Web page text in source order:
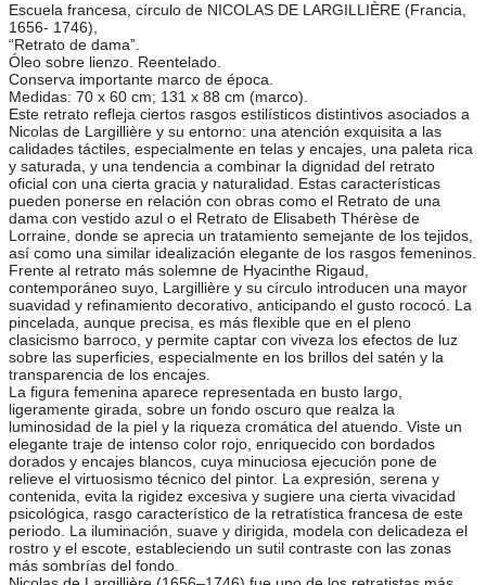
Escuela francesa, círculo de NICOLAS DE LARGILLIÈRE (Francia,
1656- 1746),
“Retrato de dama”.
Óleo sobre lienzo. Reentelado.
Conserva importante marco de época.
Medidas: 70 x 60 cm; 131 x 88 cm (marco).
Este retrato refleja ciertos rasgos estilísticos distintivos asociados a
Nicolas de Largillière y su entorno: una atención exquisita a las
calidades táctiles, especialmente en telas y encajes, una paleta rica
y saturada, y una tendencia a combinar la dignidad del retrato
oficial con una cierta gracia y naturalidad. Estas características
pueden ponerse en relación con obras como el Retrato de una
dama con vestido azul o el Retrato de Elisabeth Thérèse de
Lorraine, donde se aprecia un tratamiento semejante de los tejidos,
así como una similar idealización elegante de los rasgos femeninos.
Frente al retrato más solemne de Hyacinthe Rigaud,
contemporáneo suyo, Largillière y su círculo introducen una mayor
suavidad y refinamiento decorativo, anticipando el gusto rococó. La
pincelada, aunque precisa, es más flexible que en el pleno
clasicismo barroco, y permite captar con viveza los efectos de luz
sobre las superficies, especialmente en los brillos del satén y la
transparencia de los encajes.
La figura femenina aparece representada en busto largo,
ligeramente girada, sobre un fondo oscuro que realza la
luminosidad de la piel y la riqueza cromática del atuendo. Viste un
elegante traje de intenso color rojo, enriquecido con bordados
dorados y encajes blancos, cuya minuciosa ejecución pone de
relieve el virtuosismo técnico del pintor. La expresión, serena y
contenida, evita la rigidez excesiva y sugiere una cierta vivacidad
psicológica, rasgo característico de la retratística francesa de este
periodo. La iluminación, suave y dirigida, modela con delicadeza el
rostro y el escote, estableciendo un sutil contraste con las zonas
más sombrías del fondo.